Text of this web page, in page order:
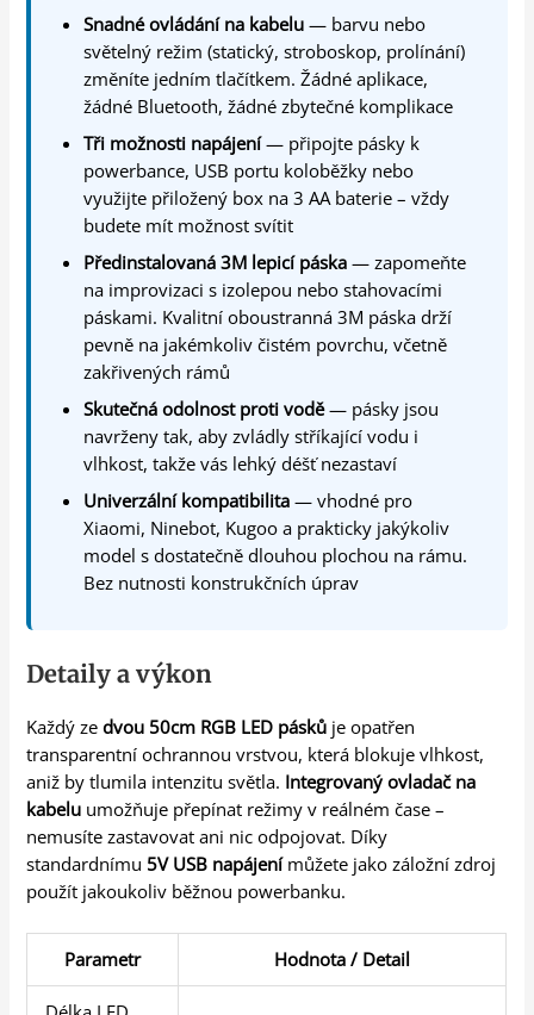
Snadné ovládání na kabelu — barvu nebo
světelný režim (statický, stroboskop, prolínání)
změníte jedním tlačítkem. Žádné aplikace,
žádné Bluetooth, žádné zbytečné komplikace
Tři možnosti napájení— připojte pásky k
powerbance, USB portu koloběžky nebo
využijte přiložený box na 3 AA baterie – vždy
budete mít možnost svítit
Předinstalovaná 3M lepicí páska — zapomeňte
na improvizaci s izolepou nebo stahovacími
páskami. Kvalitní oboustranná 3M páska drží
pevně na jakémkoliv čistém povrchu, včetně
zakřivených rámů
Skutečná odolnost proti vodě— pásky jsou
navrženy tak, aby zvládly stříkající vodu i
vlhkost, takže vás lehký déšť nezastaví
Univerzální kompatibilita — vhodné pro
Xiaomi, Ninebot, Kugoo a prakticky jakýkoliv
model s dostatečně dlouhou plochou na rámu.
Bez nutnosti konstrukčních úprav
Detaily a výkon
Každý zedvou 50cm RGB LED pásků je opatřen
transparentní ochrannou vrstvou, která blokuje vlhkost,
aniž by tlumila intenzitu světla. Integrovaný ovladač na
kabelu umožňuje přepínat režimy v reálném čase –
nemusíte zastavovat ani nic odpojovat. Díky
standardnímu 5V USB napájenímůžete jako záložní zdroj
použít jakoukoliv běžnou powerbanku.
Parametr Hodnota / Detail